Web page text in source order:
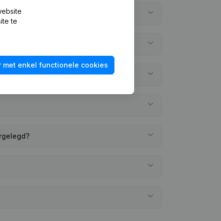
te
met enkel functionele cookies